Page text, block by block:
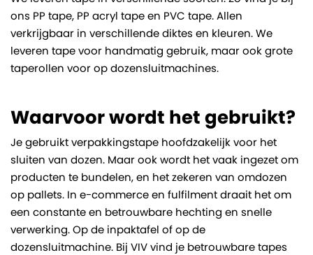
ons PP tape, PP acryl tape en PVC tape. Allen
verkrijgbaar in verschillende diktes en kleuren. We
leveren tape voor handmatig gebruik, maar ook grote
taperollen voor op dozensluitmachines.
Waarvoor wordt het gebruikt?
Je gebruikt verpakkingstape hoofdzakelijk voor het
sluiten van dozen. Maar ook wordt het vaak ingezet om
producten te bundelen, en het zekeren van omdozen
op pallets. In e-commerce en fulfilment draait het om
een constante en betrouwbare hechting en snelle
verwerking. Op de inpaktafel of op de
dozensluitmachine. Bij VIV vind je betrouwbare tapes